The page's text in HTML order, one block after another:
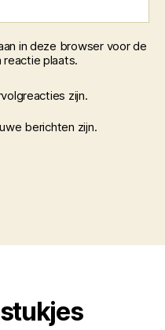
in deze browser voor de
reactie plaats.
zijn.
berichten zijn.